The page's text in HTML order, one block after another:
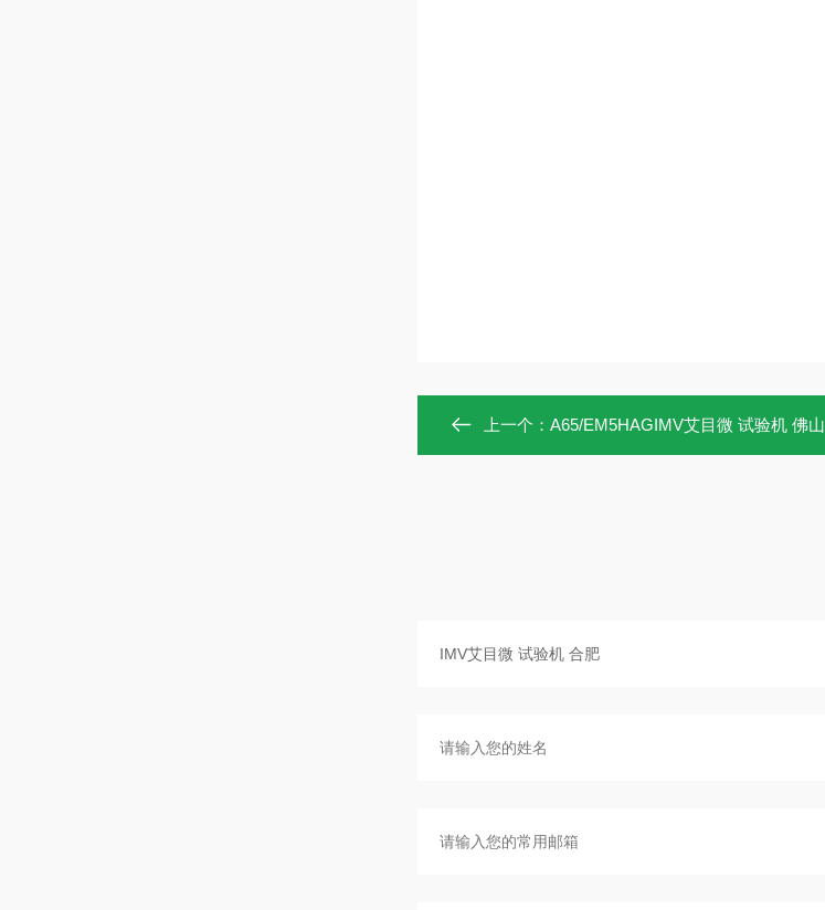
上一个： A65/EM5HAGIMV艾目微 试验机 佛山